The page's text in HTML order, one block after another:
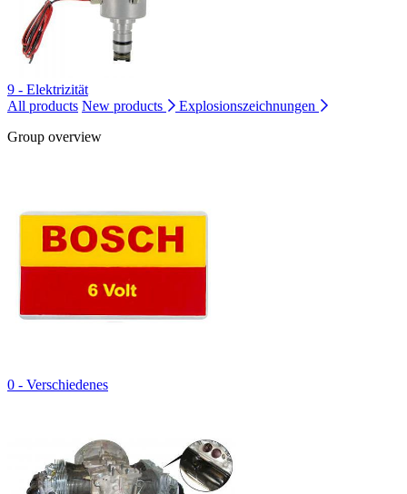
9 - Elektrizität
All products New products
Explosionszeichnungen
Group overview
0 - Verschiedenes